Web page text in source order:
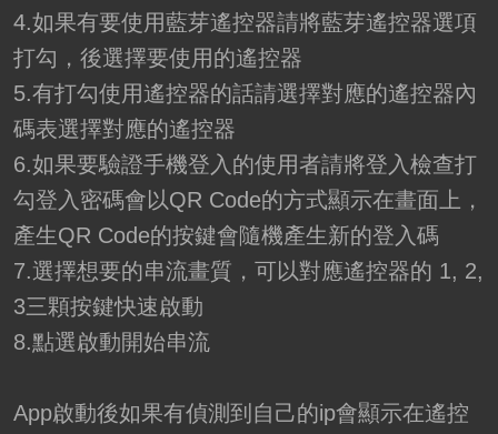
4.如果有要使用藍芽遙控器請將藍芽遙控器選項
打勾，後選擇要使用的遙控器
5.有打勾使用遙控器的話請選擇對應的遙控器內
碼表選擇對應的遙控器
6.如果要驗證手機登入的使用者請將登入檢查打
勾登入密碼會以QR Code的方式顯示在畫面上，
產生QR Code的按鍵會隨機產生新的登入碼
7.選擇想要的串流畫質，可以對應遙控器的 1, 2,
3三顆按鍵快速啟動
8.點選啟動開始串流
App啟動後如果有偵測到自己的ip會顯示在遙控